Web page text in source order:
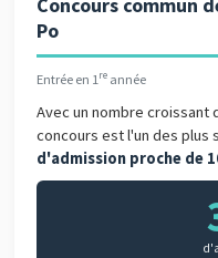
Concours commun
Po
Entrée en 1 reannée
Avec un nombre croissant
concours est l'un des plus
d'admission proche de